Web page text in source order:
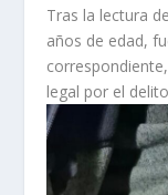
Tras la lectura
años de edad,
legal por el